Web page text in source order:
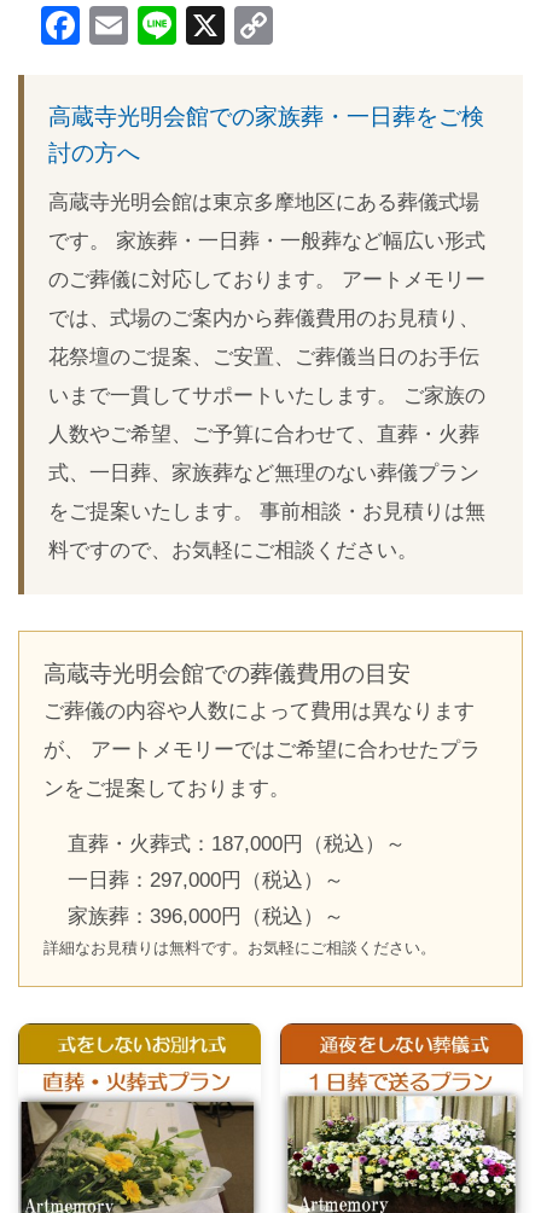
Facebook
EmailLine
X
高蔵寺光明会館での家族葬・一日葬をご検
討の方へ
高蔵寺光明会館は東京多摩地区にある葬儀式場
です。 家族葬・一日葬・一般葬など幅広い形式
のご葬儀に対応しております。 アートメモリー
では、式場のご案内から葬儀費用のお見積り、
花祭壇のご提案、ご安置、ご葬儀当日のお手伝
いまで一貫してサポートいたします。 ご家族の
人数やご希望、ご予算に合わせて、直葬・火葬
式、一日葬、家族葬など無理のない葬儀プラン
をご提案いたします。 事前相談・お見積りは無
料ですので、お気軽にご相談ください。
高蔵寺光明会館での葬儀費用の目安
ご葬儀の内容や人数によって費用は異なります
が、 アートメモリーではご希望に合わせたプラ
ンをご提案しております。
直葬・火葬式：187,000円（税込）～
一日葬：297,000円（税込）～
家族葬：396,000円（税込）～
詳細なお見積りは無料です。お気軽にご相談ください。